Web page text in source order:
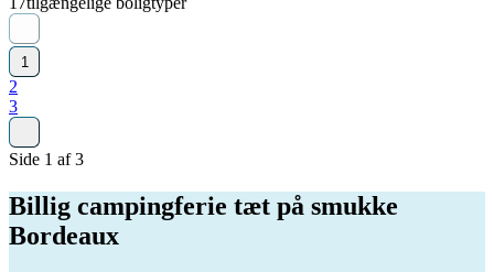
1
2
3
Side 1 af 3
Billig campingferie tæt på smukke
Bordeaux